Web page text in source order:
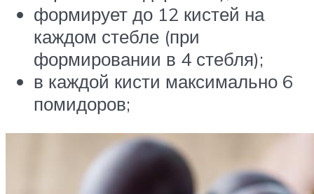
формирует до 12 кистей на
каждом стебле (при
формировании в 4 стебля);
в каждой кисти максимально 6
помидоров;